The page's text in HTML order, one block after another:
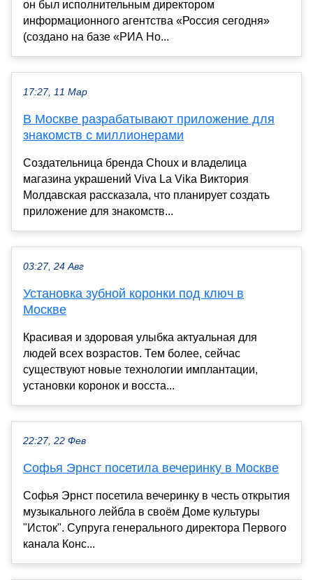
он был исполнительным директором
информационного агентства «Россия сегодня»
(создано на базе «РИА Но...
17:27, 11 Мар
В Москве разрабатывают приложение для
знакомств с миллионерами
Создательница бренда Choux и владелица
магазина украшений Viva La Vika Виктория
Молдавская рассказала, что планирует создать
приложение для знакомств...
03:27, 24 Авг
Установка зубной коронки под ключ в
Москве
Красивая и здоровая улыбка актуальная для
людей всех возрастов. Тем более, сейчас
существуют новые технологии имплантации,
установки коронок и восста...
22:27, 22 Фев
Софья Эрнст посетила вечеринку в Москве
Софья Эрнст посетила вечеринку в честь открытия
музыкального лейбла в своём Доме культуры
"Исток". Супруга генерального директора Первого
канала Конс...